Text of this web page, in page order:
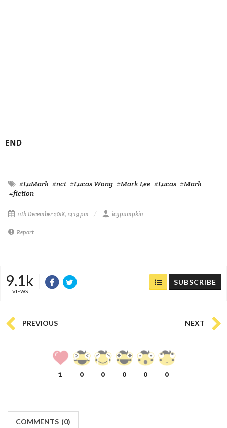
END
#LuMark #nct #Lucas Wong #Mark Lee #Lucas #Mark
#fiction
11th December 2018, 12:19 pm icypumpkin
Report
9.1k
VIEWS
SUBSCRIBE
PREVIOUS NEXT
1 0 0 0 0 0
COMMENTS (0)